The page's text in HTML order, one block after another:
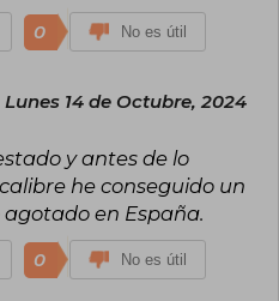
0 No es útil
Lunes 14 de Octubre, 2024
y antes de lo
he conseguido un
en España.
0 No es útil